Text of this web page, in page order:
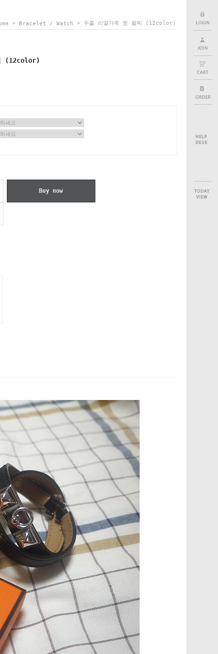
> Bracelet / Watch > 두줄 리얼가죽 찡 팔찌 (12color)
(12color)
Buy now